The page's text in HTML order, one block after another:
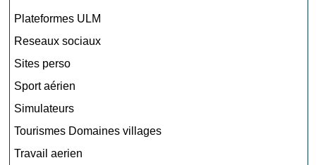
Plateformes ULM
Reseaux sociaux
Sites perso
Sport aérien
Simulateurs
Tourismes Domaines villages
Travail aerien